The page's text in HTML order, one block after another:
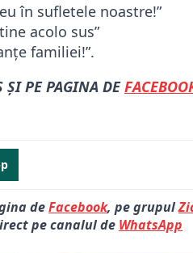
în sufletele noastre!”
acolo sus”
familiei!”.
ȘI PE PAGINA DE
deFacebook, pe grupul
pe canalul de WhatsApp